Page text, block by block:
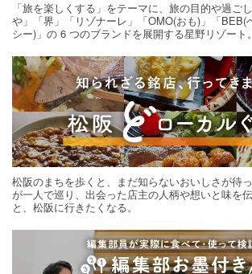
「旅を楽しくする」をテーマに、旅の目的や過ご
や」「界」「リゾナーレ」「OMO(おも)」「BEB(
シー)」の 6 つのブランドを展開する星野リゾート
松阪のまちを歩くと、まだ知らないおいしさが待
が一人で巡り、出会った店主の人柄や想いと味を
と、松阪に行きたくなる。